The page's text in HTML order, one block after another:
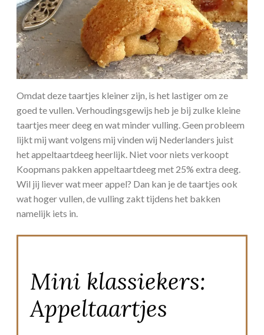
Omdat deze taartjes kleiner zijn, is het lastiger om ze
goed te vullen. Verhoudingsgewijs heb je bij zulke kleine
taartjes meer deeg en wat minder vulling. Geen probleem
lijkt mij want volgens mij vinden wij Nederlanders juist
het appeltaartdeeg heerlijk. Niet voor niets verkoopt
Koopmans pakken appeltaartdeeg met 25% extra deeg.
Wil jij liever wat meer appel? Dan kan je de taartjes ook
wat hoger vullen, de vulling zakt tijdens het bakken
namelijk iets in.
Mini klassiekers:
Appeltaartjes